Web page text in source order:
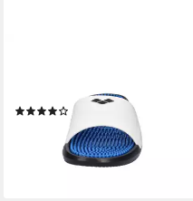
Marco 003789 Badeschuh
(1)
ab 33,99 €
lieferbar - in 3-4 Werktagen bei dir